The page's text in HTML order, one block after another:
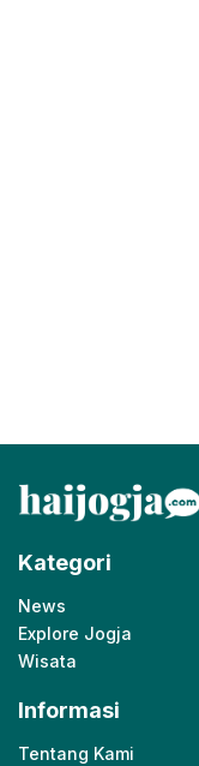
Kategori
News
Explore Jogja
Wisata
Informasi
Tentang Kami